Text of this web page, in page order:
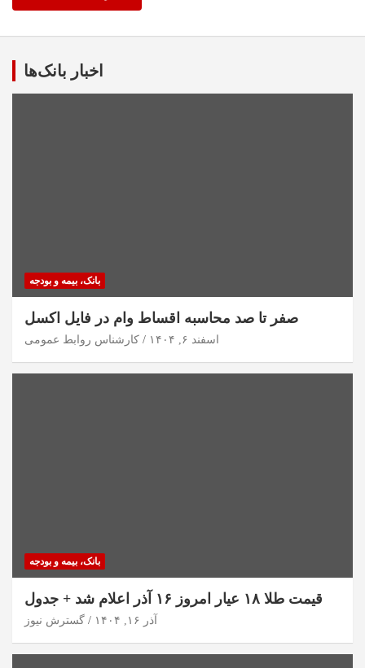
اخبار بانک‌ها
بانک، بیمه و بودجه
صفر تا صد محاسبه اقساط وام در فایل اکسل
اسفند ۶, ۱۴۰۴ کارشناس روابط عمومی
بانک، بیمه و بودجه
قیمت طلا ۱۸ عیار امروز ۱۶ آذر اعلام شد + جدول
آذر ۱۶, ۱۴۰۴ گسترش نیوز